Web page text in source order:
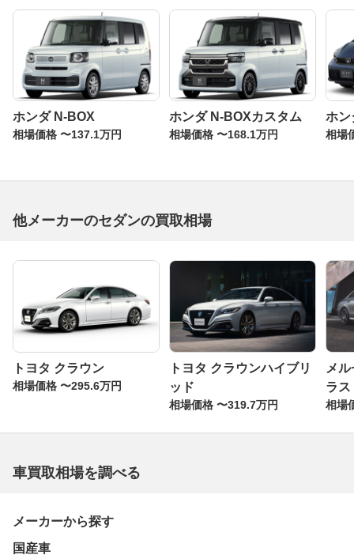
ホンダ N-BOX
相場価格 〜137.1万円
ホンダ N-BOXカスタム
相場価格 〜168.1万円
ホン
相場
他メーカーのセダンの買取相場
トヨタ クラウン
相場価格 〜295.6万円
トヨタ クラウンハイブリ
ッド
相場価格 〜319.7万円
メ
ラス
相場
車買取相場を調べる
メーカーから探す
国産車